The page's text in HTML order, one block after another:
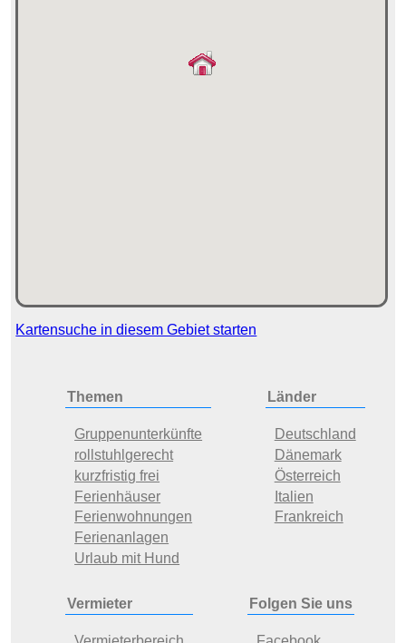
Kartensuche in diesem Gebiet starten
Themen
Gruppenunterkünfte
rollstuhlgerecht
kurzfristig frei
Ferienhäuser
Ferienwohnungen
Ferienanlagen
Urlaub mit Hund
Länder
Deutschland
Dänemark
Österreich
Italien
Frankreich
Vermieter Folgen Sie uns